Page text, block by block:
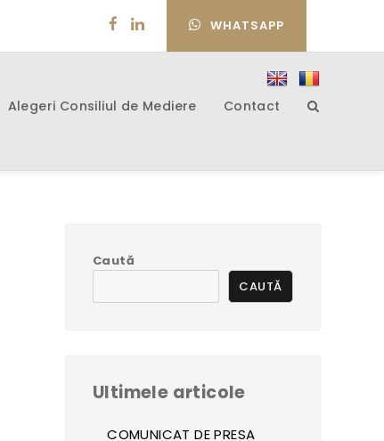
WHATSAPP
Alegeri Consiliul de Mediere Contact
Caută
CAUTĂ
Ultimele articole
COMUNICAT DE PRESA